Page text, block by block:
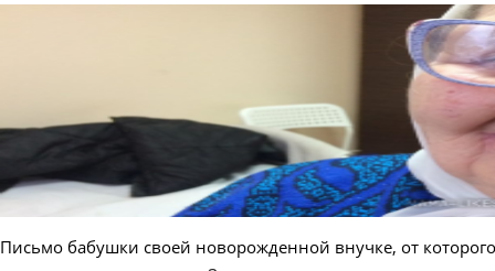
Письмо бабушки своей новорожденной внучке, от которого